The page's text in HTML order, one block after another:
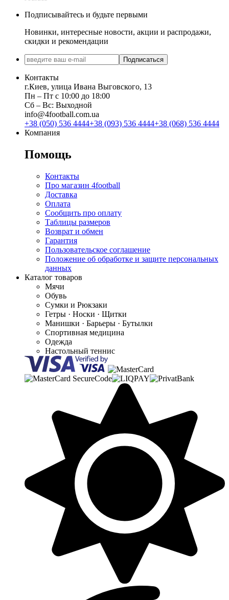
Подписывайтесь и будьте первыми
Новинки, интересные новости, акции и распродажи,
скидки и рекомендации
Подписаться
Контакты
г.Киев, улица Ивана Выговского, 13
Пн ‒ Пт с 10:00 до 18:00
Сб ‒ Вс: Выходной
info@4football.com.ua
+38 (050) 536 4444+38 (093) 536 4444+38 (068) 536 4444
Компания
Помощь
Контакты
Про магазин 4football
Доставка
Оплата
Сообщить про оплату
Таблицы размеров
Возврат и обмен
Гарантия
Пользовательское соглашение
Положение об обработке и защите персональных
данных
Каталог товаров
Мячи
Обувь
Сумки и Рюкзаки
Гетры · Носки · Щитки
Манишки · Барьеры · Бутылки
Спортивная медицина
Одежда
Настольный теннис